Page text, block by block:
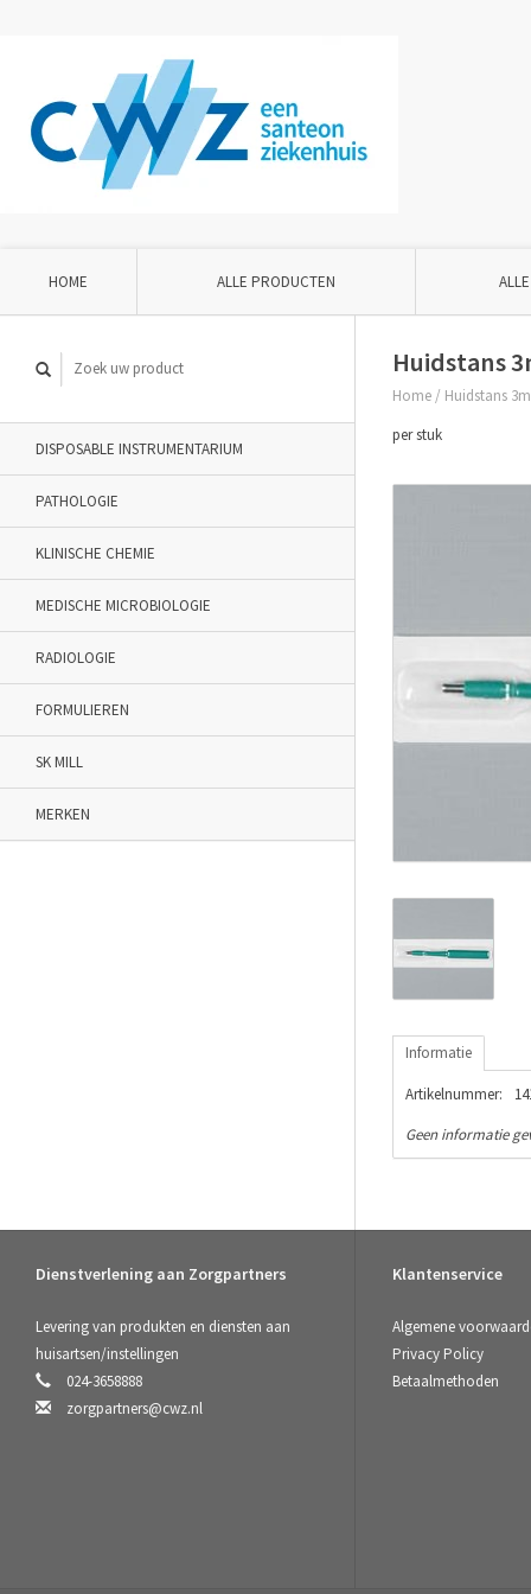
HOME ALLE PRODUCTEN
DISPOSABLE INSTRUMENTARIUM
PATHOLOGIE
KLINISCHE CHEMIE
MEDISCHE MICROBIOLOGIE
RADIOLOGIE
FORMULIEREN
SK MILL
MERKEN
Huidstans
Home / Huidstans
per stuk
Informatie
Artikelnummer:
Geen informatie
Dienstverlening aan Zorgpartners
Levering van produkten en diensten aan
huisartsen/instellingen
024-3658888
zorgpartners@cwz.nl
Klantenservice
Algemene
Privacy Policy
Betaalmethoden